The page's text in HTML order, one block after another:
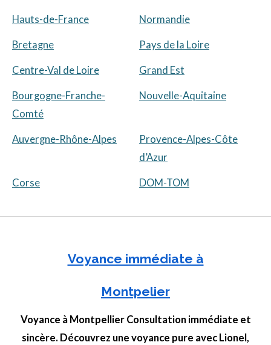
Hauts-de-France Normandie
Bretagne Pays de la Loire
Centre-Val de Loire Grand Est
Bourgogne-Franche-
Comté
Nouvelle-Aquitaine
Auvergne-Rhône-Alpes
Provence-Alpes-Côte
d’Azur
Corse DOM-TOM
Voyance immédiate à
Montpelier
Voyance à Montpellier Consultation immédiate et
sincère. Découvrez une voyance pure avec Lionel,